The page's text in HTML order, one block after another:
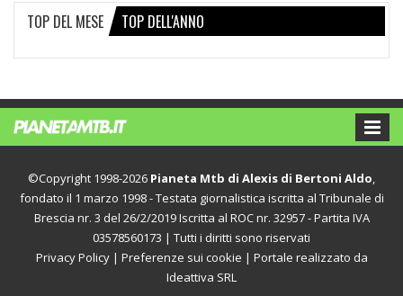
TOP DEL MESE TOP DELL'ANNO
©Copyright 1998-2026 Pianeta Mtb di Alexis di Bertoni Aldo,
fondato il 1 marzo 1998 - Testata giornalistica iscritta al Tribunale di
Brescia nr. 3 del 26/2/2019 Iscritta al ROC nr. 32957 - Partita IVA
03578560173 | Tutti i diritti sono riservati
Privacy Policy| Preferenze sui cookie | Portale realizzato da
Ideattiva SRL